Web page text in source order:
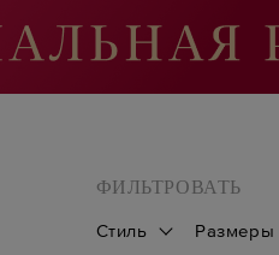
ФИЛЬТРОВАТЬ
Стиль Размеры